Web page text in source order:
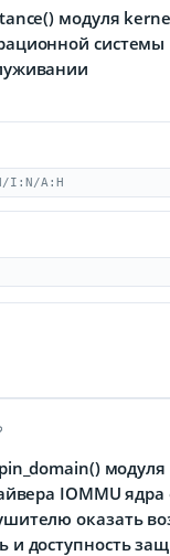
модуля
I:N/A:H
модуля
IOMMU
оказать
и доступность